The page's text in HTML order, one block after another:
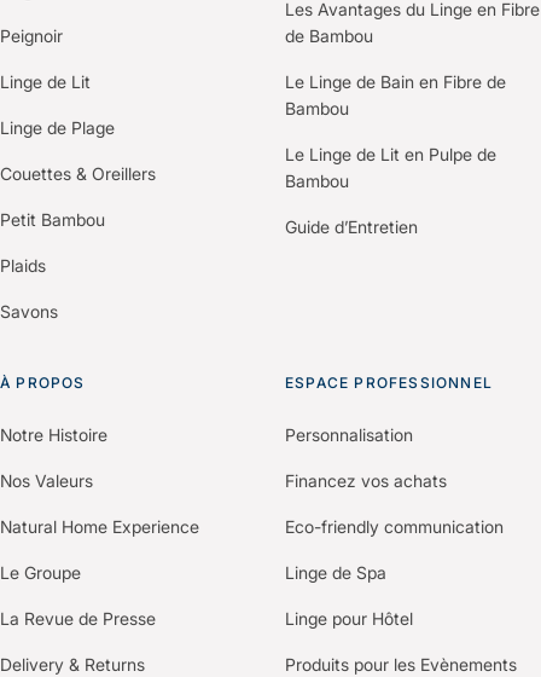
Peignoir
Linge de Lit
Linge de Plage
Couettes & Oreillers
Petit Bambou
Plaids
Savons
Les Avantages du Linge en Fibre
de Bambou
Le Linge de Bain en Fibre de
Bambou
Le Linge de Lit en Pulpe de
Bambou
Guide d’Entretien
À PROPOS
Notre Histoire
Nos Valeurs
Natural Home Experience
Le Groupe
La Revue de Presse
Delivery & Returns
ESPACE PROFESSIONNEL
Personnalisation
Financez vos achats
Eco-friendly communication
Linge de Spa
Linge pour Hôtel
Produits pour les Evènements